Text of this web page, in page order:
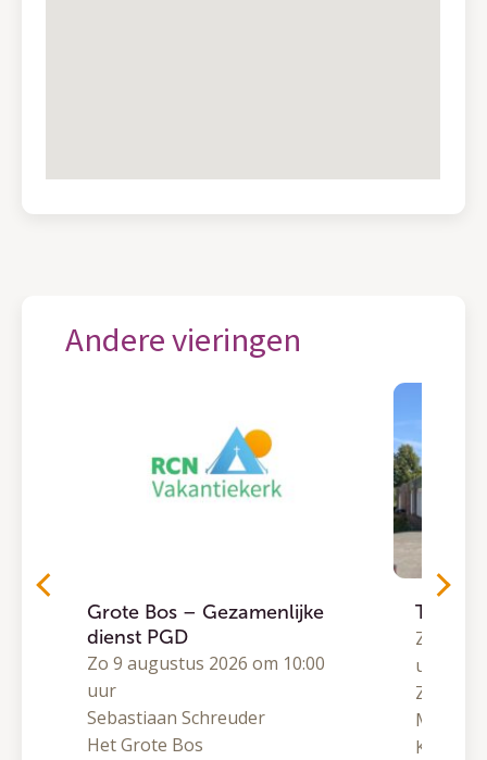
Andere vieringen
Grote Bos – Gezamenlijke
dienst PGD
Zo 9 augustus 2026 om 10:00
uur
Sebastiaan Schreuder
Het Grote Bos
Zo 9
uur
Matthijs